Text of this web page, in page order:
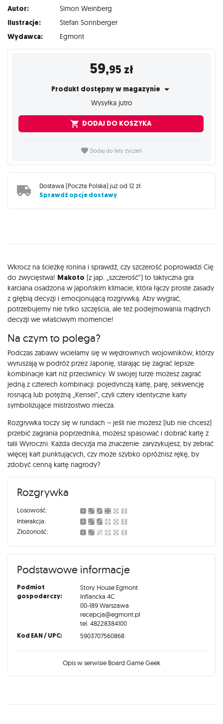
Autor: Simon Weinberg
Ilustracje: Stefan Sonnberger
Wydawca: Egmont
59,95 zł
Produkt dostępny w magazynie
Wysyłka jutro
DODAJ DO KOSZYKA
Dodaj do listy życzeń
Dostawa (Poczta Polska) już od 12 zł.
Sprawdź opcje dostawy
Opis
Wkrocz na ścieżkę ronina i sprawdź, czy szczerość poprowadzi Cię
do zwycięstwa! Makoto (z jap. „szczerość”) to taktyczna gra
karciana osadzona w japońskim klimacie, która łączy proste zasady
z głębią decyzji i emocjonującą rozgrywką. Aby wygrać,
potrzebujemy nie tylko szczęścia, ale też podejmowania mądrych
decyzji we właściwym momencie!
Na czym to polega?
Podczas zabawy wcielamy się w wędrownych wojowników, którzy
wyruszają w podróż przez Japonię, starając się zagrać lepsze
kombinacje kart niż przeciwnicy. W swojej turze możesz zagrać
jedną z czterech kombinacji: pojedynczą kartę, parę, sekwencję
rosnącą lub potężną „Kensei”, czyli cztery identyczne karty
symbolizujące mistrzostwo miecza.
Rozgrywka toczy się w rundach – jeśli nie możesz (lub nie chcesz)
przebić zagrania poprzednika, możesz spasować i dobrać kartę z
talii Wyroczni. Każda decyzja ma znaczenie: zaryzykujesz, by zebrać
więcej kart punktujących, czy może szybko opróżnisz rękę, by
zdobyć cenną kartę nagrody?
Rozgrywka
Losowość:
Interakcja:
Złożoność:
Podstawowe informacje
Podmiot
gospodarczy:
Story House Egmont
Inflancka 4C
00-189 Warszawa
recepcja@egmont.pl
tel. 48228384100
Kod EAN / UPC: 5903707560868
Opis w serwisie Board Game Geek